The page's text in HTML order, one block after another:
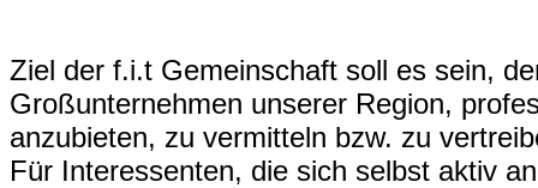
Ziel der f.i.t Gemeinschaft soll es sein,
Großunternehmen unserer Region,
anzubieten, zu vermitteln bzw. zu
Für Interessenten, die sich selbst aktiv